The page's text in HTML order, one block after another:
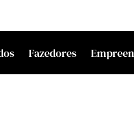
Fazedores